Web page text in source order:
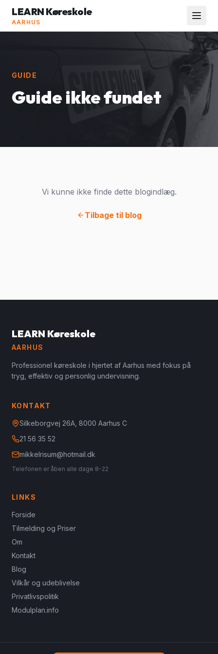
LEARN Køreskole
AARHUS
GUIDE
Guide ikke fundet
Vi kunne ikke finde dette blogindlæg.
Tilbage til blog
LEARN Køreskole
AARHUS
Professionel køreskole i hjertet af Aarhus med fokus på
tryg, effektiv og personlig undervisning.
KONTAKT
Silkeborgvej 26A, 8000 Aarhus C
21 56 35 52
mikkelrisum@hotmail.dk
Telefonen er åben alle dage 8-22
LINKS
Forside
Tilmelding og Priser
Om
Kontakt
Blog
Vilkår og udeblivelse
Privatlivspolitik
Modulplan.info